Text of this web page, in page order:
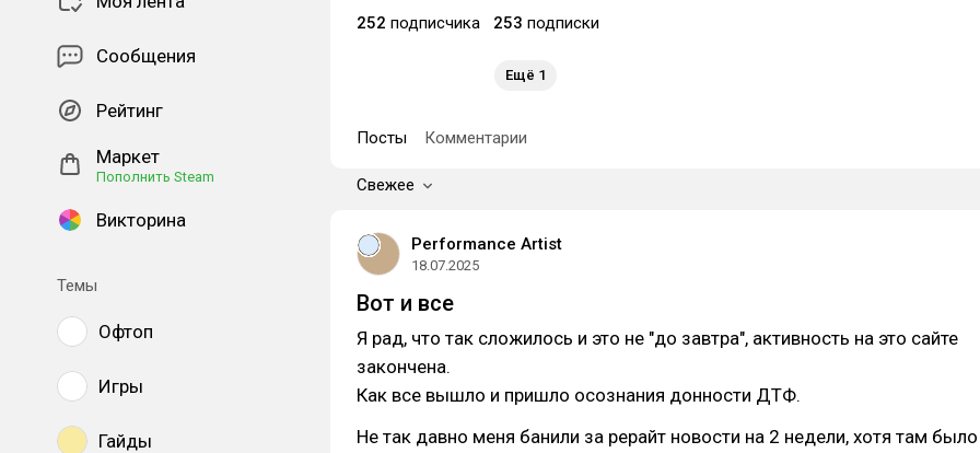
Сообщения
Рейтинг
Маркет
Пополнить Steam
Викторина
Темы
Офтоп
Игры
Гайды
252 подписчика 253 подписки
Ещё 1
Посты Комментарии
Свежее
Performance Аrtist
18.07.2025
Вот и все
Я рад, что так сложилось и это не "до завтра", активность на это сайте
закончена.
Как все вышло и пришло осознания донности ДТФ.
Не так давно меня банили за рерайт новости на 2 недели, хотя там было